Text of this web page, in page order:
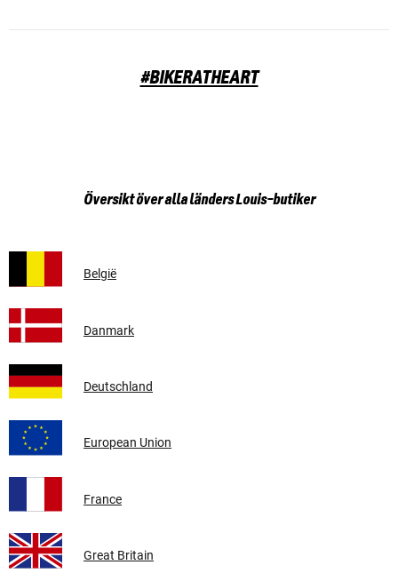
#BIKERATHEART
Översikt över alla länders Louis-butiker
België
Danmark
Deutschland
European Union
France
Great Britain